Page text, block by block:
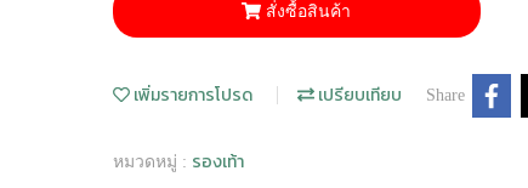
สั่งซื้อสินค้า
เพิ่มรายการโปรด เปรียบเทียบ Share
หมวดหมู่ : รองเท้า